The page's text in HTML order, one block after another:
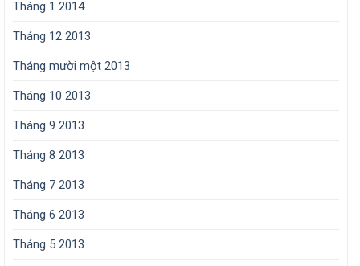
Tháng 1 2014
Tháng 12 2013
Tháng mười một 2013
Tháng 10 2013
Tháng 9 2013
Tháng 8 2013
Tháng 7 2013
Tháng 6 2013
Tháng 5 2013